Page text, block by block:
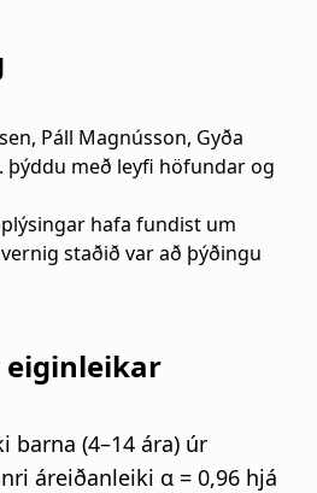
Páll Magnússon, Gyða
með leyfi höfundar og
hafa fundist um
staðið var að þýðingu
barna (4–14 ára) úr
áreiðanleiki α = 0,96 hjá